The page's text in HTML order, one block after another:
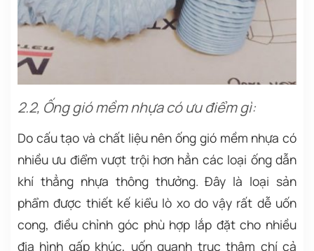
2.2, Ống gió mềm nhựa có ưu điểm gì:
Do cấu tạo và chất liệu nên ống gió mềm nhựa có
nhiều ưu điểm vượt trội hơn hẳn các loại ống dẫn
khí thẳng nhựa thông thưởng. Đây là loại sản
phẩm được thiết kế kiểu lò xo do vậy rất dễ uốn
cong, điều chỉnh góc phù hợp lắp đặt cho nhiều
địa hình gấp khúc, uốn quanh trục thậm chí cả